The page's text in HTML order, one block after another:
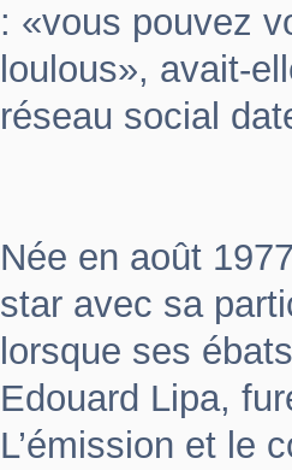
: «vous pouvez
loulous», avait-
réseau social
Née en août
star avec sa
lorsque ses
Edouard Lipa,
L’émission et le